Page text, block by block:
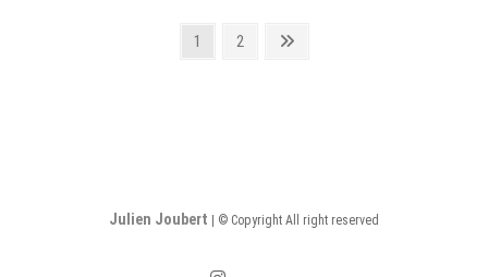
Page
1 Page
2
Next
Julien Joubert | © Copyright All right reserved